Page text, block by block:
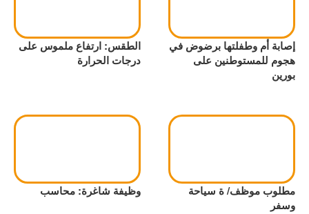
إصابة أم وطفلتها برضوض في
هجوم للمستوطنين على
بورين
الطقس: ارتفاع ملموس على
درجات الحرارة
مطلوب موظف/ ة سياحة
وسفر
وظيفة شاغرة: محاسب